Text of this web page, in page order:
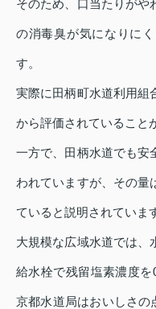
そのため、口当たりがや
の消毒臭が気になりに
す。
実際に田柄町水道利用組
から評価されていること
一方で、田柄水道でも安
われていますが、その量
ていると説明されていま
大規模な広域水道では、
給水栓で残留塩素濃度
京都水道局はおいしさの